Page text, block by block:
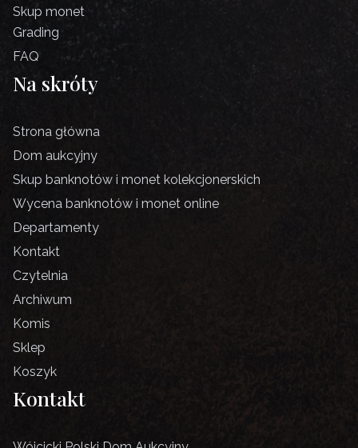
Skup monet
Grading
FAQ
Na skróty
Strona główna
Dom aukcyjny
Skup banknotów i monet kolekcjonerskich
Wycena banknotów i monet online
Departamenty
Kontakt
Czytelnia
Archiwum
Komis
Sklep
Koszyk
Kontakt